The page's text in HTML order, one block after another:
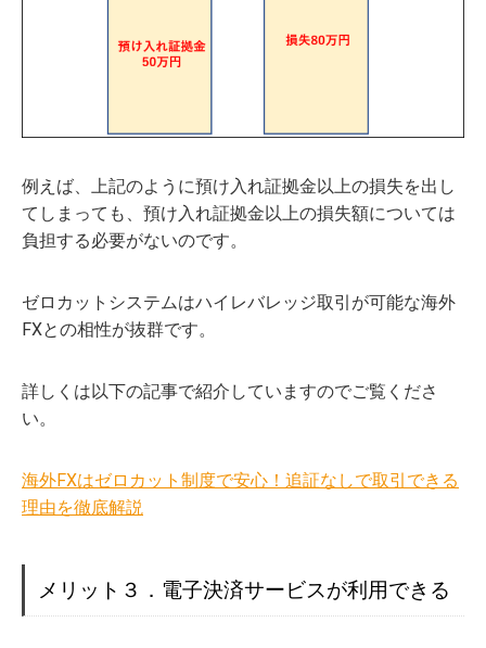
例えば、上記のように預け入れ証拠金以上の損失を出し
てしまっても、預け入れ証拠金以上の損失額については
負担する必要がないのです。
ゼロカットシステムはハイレバレッジ取引が可能な海外
FXとの相性が抜群です。
詳しくは以下の記事で紹介していますのでご覧くださ
い。
海外FXはゼロカット制度で安心！追証なしで取引できる
理由を徹底解説
メリット３．電子決済サービスが利用できる